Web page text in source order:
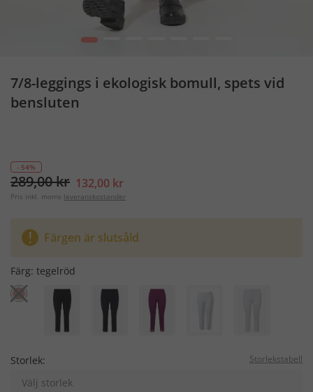
1
7/8-leggings i ekologisk bomull, spets vid
bensluten
- 54%
289,00 kr 132,00 kr
Pris inkl. moms leveranskostander
Färgen är slutsåld
Färg: tegelröd
Storlek: Storlekstabell
Välj storlek